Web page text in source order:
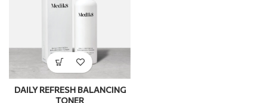
DAILY REFRESH BALANCING
TONER